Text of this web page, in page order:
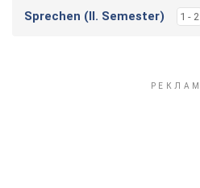
Sprechen (IІ. Semester) 1 - 2